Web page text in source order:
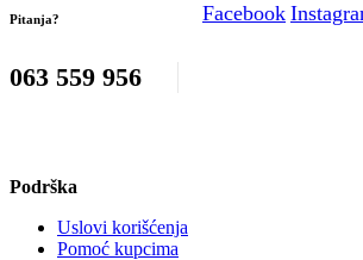
Pitanja?
063 559 956
Facebook
Podrška
Uslovi korišćenja
Pomoć kupcima